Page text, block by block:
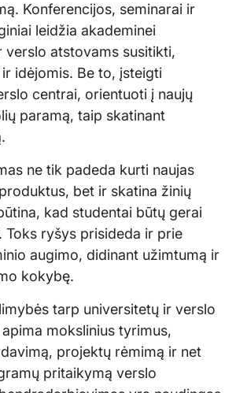
Konferencijos, seminarai ir
leidžia akademinei
verslo atstovams susitikti,
idėjomis. Be to, įsteigti
centrai, orientuoti į naujų
paramą, taip skatinant
ne tik padeda kurti naujas
bet ir skatina žinių
kad studentai būtų gerai
Toks ryšys prisideda ir prie
augimo, didinant užimtumą ir
kokybę.
tarp universitetų ir verslo
mokslinius tyrimus,
projektų rėmimą ir net
pritaikymą verslo